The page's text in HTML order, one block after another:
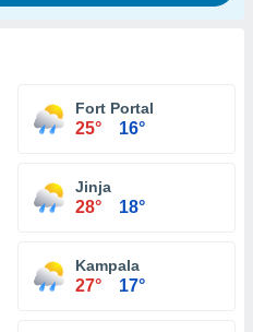
Fort Portal
25° 16°
Jinja
28° 18°
Kampala
27° 17°